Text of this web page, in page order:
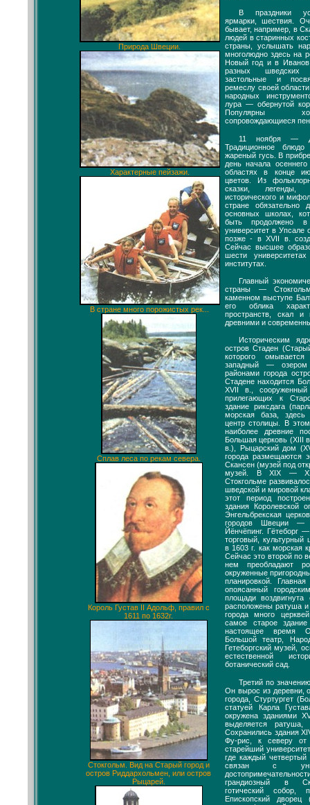
Природа Швеции.
Характерные пейзажи.
В стране много порожистых рек...
Сплав леса по рекам севера.
Король Густав II Адольф, правил с
1611 по 1632г.
Стокгольм. Вид на Старый город и
остров Риддархольмен, или остров
Рыцарей.
В праздники
ярмарки, шествия.
бывает, например, в
людей в старинных
страны, услышать
многолюдно здесь на
Новый год и в
разных шведских
застольные и
ремеслу своей
народных
лура — обернутой
Популярны
сопровождающиеся
11 ноября —
Традиционное
жареный гусь. В
день начала
областях в конце
цветов. Из
сказки, легенды,
исторического и
стране обязательно
основных школах,
быть продолжено в
университет в Упсале
позже - в XVII в.
Сейчас высшее
шести
институтах.
Главный
страны —
каменном выступе
его облика
пространств, скал и
древними и
Историческим
остров Стаден
которого
западный —
районами города
Стадене находится
XVII в.,
прилегающих к
здание риксдага
морская база,
центр столицы. В
наиболее древние
Большая церковь (XIII
в.), Рыцарский дом
города размещаются
Скансен (музей под
музей. В XIX — XX
Стокгольме
шведской и мировой
этот период
здания Королевской
Энгельбрекская
городов Швеции —
Йёнчёпинг. Гётеборг
торговый, культурный
в 1603 г. как морская
Сейчас это второй по
нем преобладают
окруженные
планировкой.
опоясанный
площади
расположены ратуша
города много
самое старое
настоящее время
Большой театр,
Гетеборгский музей,
естественной
ботанический сад.
Третий по
Он вырос из деревни,
города, Стуртургет
статуей Карла
окружена зданиями
выделяется
Сохранились здания
Фу-рис, к северу от
старейший
где каждый
связан с
грандиозный в
готический
Епископский дворец